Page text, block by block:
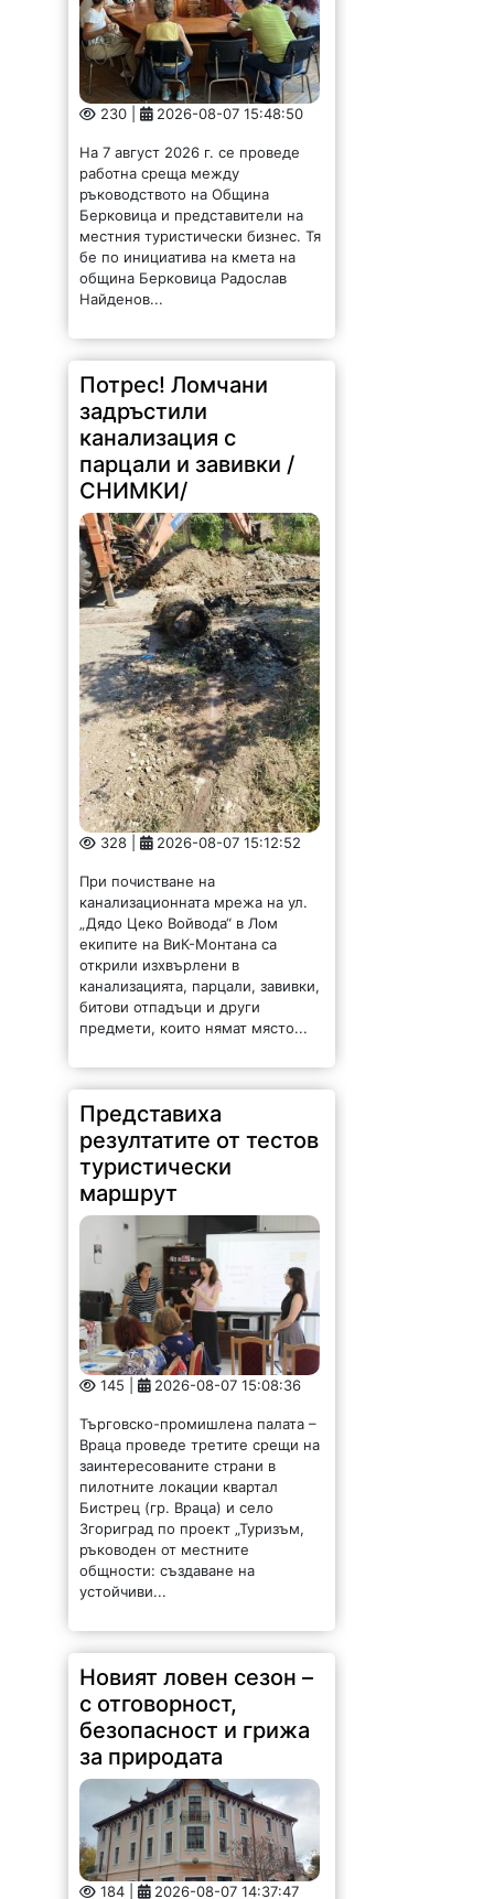
230 | 2026-08-07 15:48:50
На 7 август 2026 г. се проведе
работна среща между
ръководството на Община
Берковица и представители на
местния туристически бизнес. Тя
бе по инициатива на кмета на
община Берковица Радослав
Найденов...
Потрес! Ломчани
задръстили
канализация с
парцали и завивки /
СНИМКИ/
328 | 2026-08-07 15:12:52
При почистване на
канализационната мрежа на ул.
„Дядо Цеко Войвода“ в Лом
екипите на ВиК-Монтана са
открили изхвърлени в
канализацията, парцали, завивки,
битови отпадъци и други
предмети, които нямат място...
Представиха
резултатите от тестов
туристически
маршрут
145 | 2026-08-07 15:08:36
Търговско-промишлена палата –
Враца проведе третите срещи на
заинтересованите страни в
пилотните локации квартал
Бистрец (гр. Враца) и село
Згориград по проект „Туризъм,
ръководен от местните
общности: създаване на
устойчиви...
Новият ловен сезон –
с отговорност,
безопасност и грижа
за природата
184 | 2026-08-07 14:37:47